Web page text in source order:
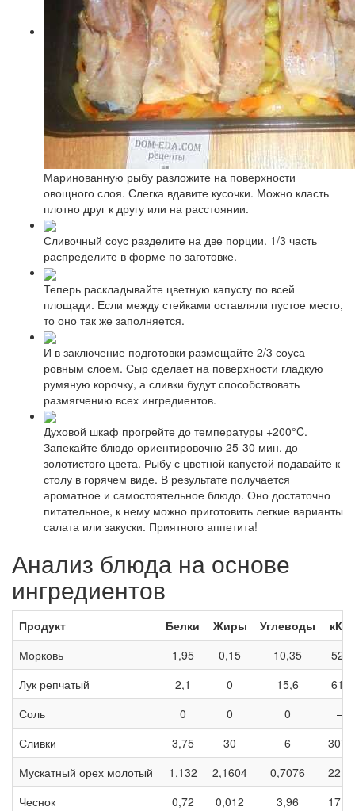
Маринованную рыбу разложите на поверхности
овощного слоя. Слегка вдавите кусочки. Можно класть
плотно друг к другу или на расстоянии.
Сливочный соус разделите на две порции. 1/3 часть
распределите в форме по заготовке.
Теперь раскладывайте цветную капусту по всей
площади. Если между стейками оставляли пустое место,
то оно так же заполняется.
И в заключение подготовки размещайте 2/3 соуса
ровным слоем. Сыр сделает на поверхности гладкую
румяную корочку, а сливки будут способствовать
размягчению всех ингредиентов.
Духовой шкаф прогрейте до температуры +200°C.
Запекайте блюдо ориентировочно 25-30 мин. до
золотистого цвета. Рыбу с цветной капустой подавайте к
столу в горячем виде. В результате получается
ароматное и самостоятельное блюдо. Оно достаточно
питательное, к нему можно приготовить легкие варианты
салата или закуски. Приятного аппетита!
Анализ блюда на основе
ингредиентов
Продукт Белки Жиры Углеводы
кКал
Морковь
1,95 0,15 10,35
52,5
Лук репчатый
2,1 0 15,6
61,5
Соль
0 0 0
—
Сливки
3,75 30 6
Мускатный орех молотый
1,132 2,1604 0,7076
Чеснок
0,72 0,012 3,96